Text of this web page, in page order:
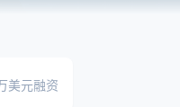
美元融资